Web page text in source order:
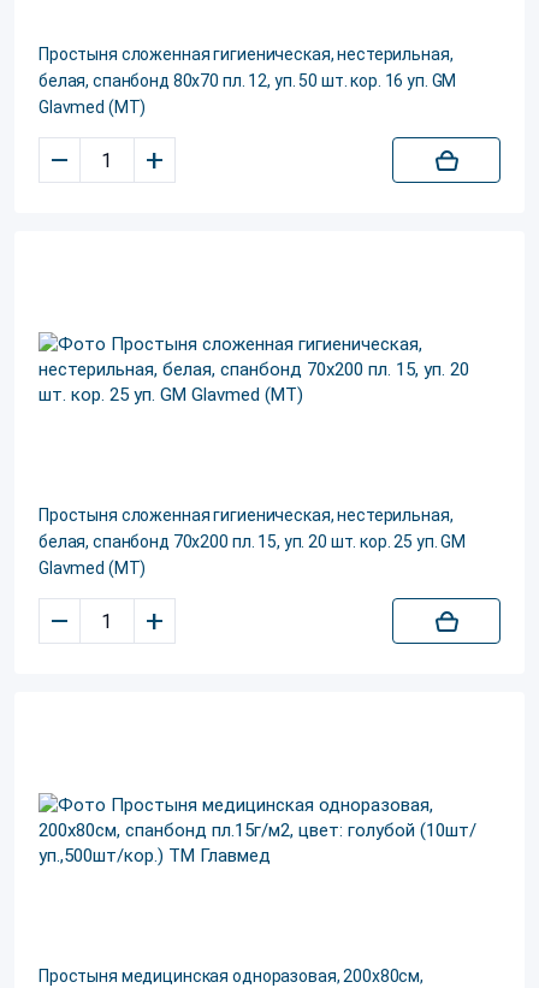
Простыня сложенная гигиеническая, нестерильная,
белая, спанбонд 80х70 пл. 12, уп. 50 шт. кор. 16 уп. GM
Glavmed (МТ)
– +
Простыня сложенная гигиеническая, нестерильная,
белая, спанбонд 70х200 пл. 15, уп. 20 шт. кор. 25 уп. GM
Glavmed (МТ)
– +
Простыня медицинская одноразовая, 200х80см,